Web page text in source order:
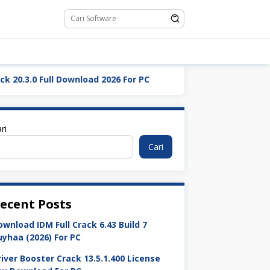
2026 For PC Revo Uninstaller Pro Crack 5.5.0
Cari
Posts
IDM Full Crack 6.43 Build 7
(2026) For PC
Booster Crack 13.5.1.400 License